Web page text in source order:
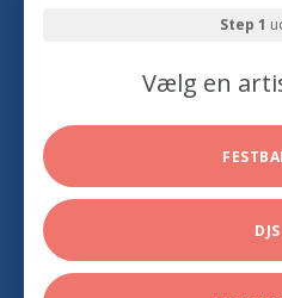
Step 1
Vælg en
DJS